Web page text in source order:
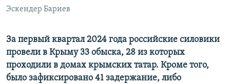
Все сайты RFE/RL
Эскендер Бариев
За первый квартал 2024 года российские силовики
провели в Крыму 33 обыска, 28 из которых
проходили в домах крымских татар. Кроме того,
было зафиксировано 41 задержание, либо